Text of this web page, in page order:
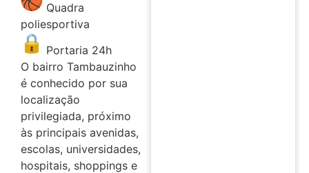
Quadra
poliesportiva
Portaria 24h
O bairro Tambauzinho
é conhecido por sua
localização
privilegiada, próximo
às principais avenidas,
escolas, universidades,
hospitais, shoppings e